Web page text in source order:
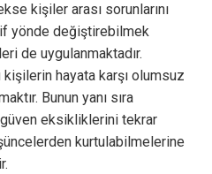
kişiler arası sorunlarını
yönde değiştirebilmek
de uygulanmaktadır.
hayata karşı olumsuz
Bunun yanı sıra
eksikliklerini tekrar
kurtulabilmelerine